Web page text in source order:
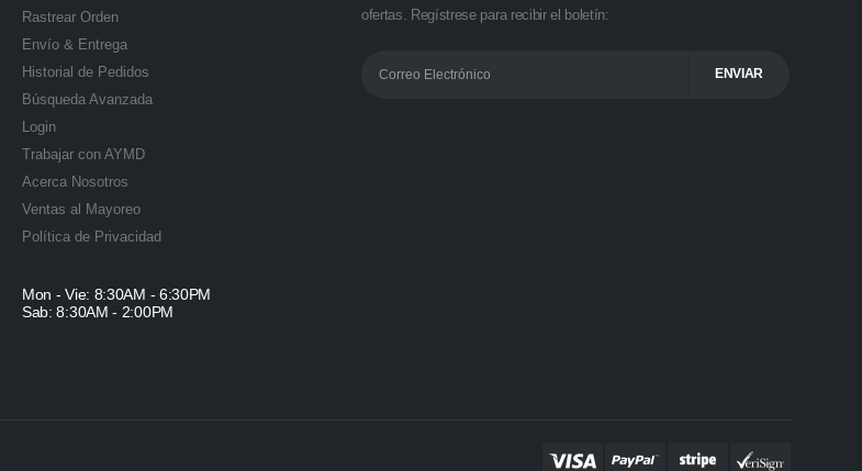
Rastrear Orden
Envío & Entrega
Historial de Pedidos
Búsqueda Avanzada
Login
Trabajar con AYMD
Acerca Nosotros
Ventas al Mayoreo
Política de Privacidad
Mon - Vie: 8:30AM - 6:30PM
Sab: 8:30AM - 2:00PM
ofertas. Regístrese para recibir el boletín: